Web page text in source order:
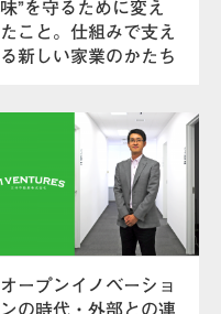
味”を守るために変え
たこと。仕組みで支え
る新しい家業のかたち
オープンイノベーショ
ンの時代・外部との連